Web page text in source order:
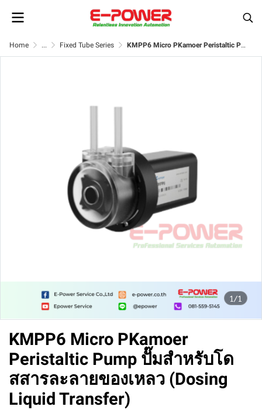
Home ... Fixed Tube Series KMPP6 Micro PKamoer Peristaltic Pump ปั๊มสำหรับโดสสารละลายของเหลว (Dosing Liquid Transfer)
1/1
KMPP6 Micro PKamoer
Peristaltic Pump ปั๊มสำหรับโด
สสารละลายของเหลว (Dosing
Liquid Transfer)